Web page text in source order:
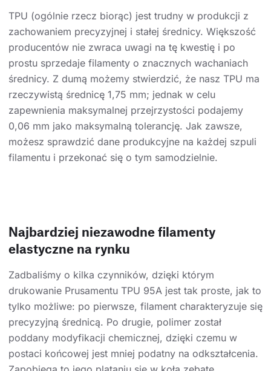
TPU (ogólnie rzecz biorąc) jest trudny w produkcji z
zachowaniem precyzyjnej i stałej średnicy. Większość
producentów nie zwraca uwagi na tę kwestię i po
prostu sprzedaje filamenty o znacznych wachaniach
średnicy. Z dumą możemy stwierdzić, że nasz TPU ma
rzeczywistą średnicę 1,75 mm; jednak w celu
zapewnienia maksymalnej przejrzystości podajemy
0,06 mm jako maksymalną tolerancję. Jak zawsze,
możesz sprawdzić dane produkcyjne na każdej szpuli
filamentu i przekonać się o tym samodzielnie.
Najbardziej niezawodne filamenty
elastyczne na rynku
Zadbaliśmy o kilka czynników, dzięki którym
drukowanie Prusamentu TPU 95A jest tak proste, jak to
tylko możliwe: po pierwsze, filament charakteryzuje się
precyzyjną średnicą. Po drugie, polimer został
poddany modyfikacji chemicznej, dzięki czemu w
postaci końcowej jest mniej podatny na odkształcenia.